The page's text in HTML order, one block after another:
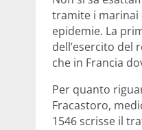
tramite i marinai
epidemie. La
dell’esercito del
che in Francia
Per quanto
Fracastoro,
1546 scrisse il